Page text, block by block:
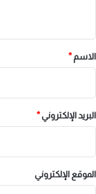
*
الاسم *
البريد الإلكتروني*
الموقع الإلكتروني